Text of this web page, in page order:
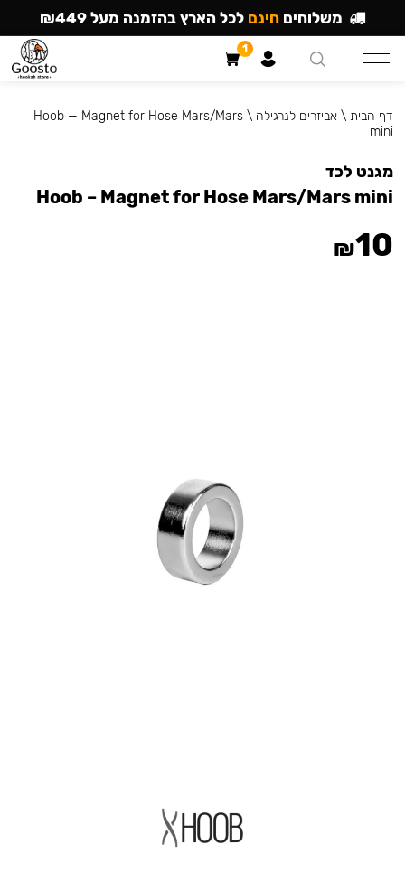
דף הבית \אביזרים לנרגילה \
Hoob — Magnet for Hose Mars/Mars
mini
מגנט לכד
Hoob – Magnet for Hose Mars/Mars mini
₪10
משלוחים חינם לכל הארץ בהזמנה מעל ₪449
1